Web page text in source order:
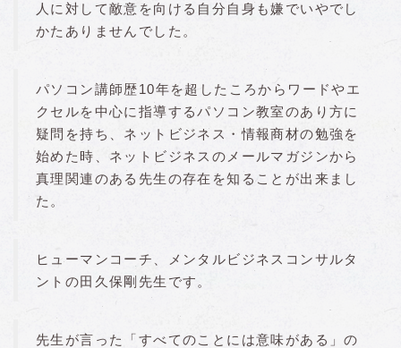
人に対して敵意を向ける自分自身も嫌でいやでし
かたありませんでした。
パソコン講師歴10年を超したころからワードやエ
クセルを中心に指導するパソコン教室のあり方に
疑問を持ち、ネットビジネス・情報商材の勉強を
始めた時、ネットビジネスのメールマガジンから
真理関連のある先生の存在を知ることが出来まし
た。
ヒューマンコーチ、メンタルビジネスコンサルタ
ントの田久保剛先生です。
先生が言った「すべてのことには意味がある」の